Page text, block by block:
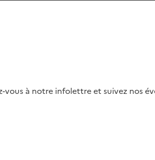
vous à notre infolettre et suivez nos